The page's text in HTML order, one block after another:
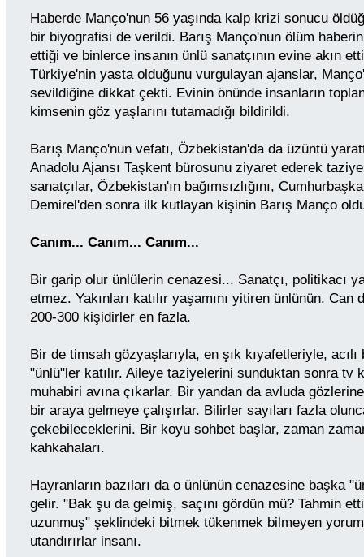
Haberde Manço'nun 56 yaşında kalp krizi sonucu
bir biyografisi de verildi. Barış Manço'nun ölüm
ettiği ve binlerce insanın ünlü sanatçının evine akın
Türkiye'nin yasta olduğunu vurgulayan ajanslar,
sevildiğine dikkat çekti. Evinin önünde insanların
kimsenin göz yaşlarını tutamadığı bildirildi.
Barış Manço'nun vefatı, Özbekistan'da da üzüntü
Anadolu Ajansı Taşkent bürosunu ziyaret ederek
sanatçılar, Özbekistan'ın bağımsızlığını,
Demirel'den sonra ilk kutlayan kişinin Barış Manço
Canım... Canım... Canım...
Bir garip olur ünlülerin cenazesi... Sanatçı, politikacı
etmez. Yakınları katılır yaşamını yitiren ünlünün. Can
200-300 kişidirler en fazla.
Bir de timsah gözyaşlarıyla, en şık kıyafetleriyle, acılı
"ünlü"ler katılır. Aileye taziyelerini sunduktan sonra tv
muhabiri avına çıkarlar. Bir yandan da avluda
bir araya gelmeye çalışırlar. Bilirler sayıları fazla
çekebileceklerini. Bir koyu sohbet başlar, zaman
kahkahaları.
Hayranların bazıları da o ünlünün cenazesine başka
gelir. "Bak şu da gelmiş, saçını gördün mü? Tahmin
uzunmuş" şeklindeki bitmek tükenmek bilmeyen
utandırırlar insanı.